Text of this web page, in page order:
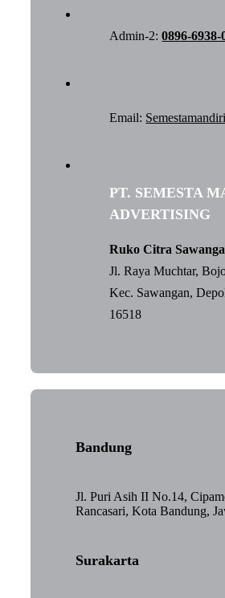
Admin-2:0896-6938-
Email:
PT. SEMESTA
ADVERTISING
Ruko Citra
Jl. Raya Muchtar,
Kec. Sawangan,
16518
Bandung
Jl. Puri Asih II No.14,
Rancasari, Kota Bandung,
Surakarta